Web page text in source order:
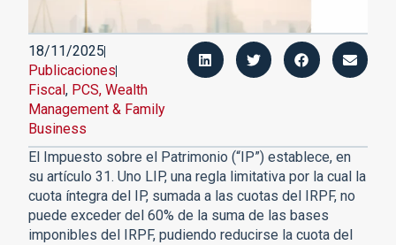
18/11/2025
Publicaciones
Fiscal , PCS, Wealth
Management & Family
Business
El Impuesto sobre el Patrimonio (“IP”) establece, en
su artículo 31. Uno LIP, una regla limitativa por la cual la
cuota íntegra del IP, sumada a las cuotas del IRPF, no
puede exceder del 60% de la suma de las bases
imponibles del IRPF, pudiendo reducirse la cuota del